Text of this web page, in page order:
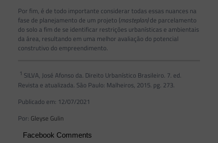
Por fim, é de todo importante considerar todas essas nuances na
fase de planejamento de um projeto (masteplan)de parcelamento
do solo a fim de se identificar restrições urbanísticas e ambientais
da área, resultando em uma melhor avaliação do potencial
construtivo do empreendimento.
1 SILVA, José Afonso da. Direito Urbanístico Brasileiro. 7. ed.
Revista e atualizada. São Paulo: Malheiros, 2015. pg. 273.
Publicado em: 12/07/2021
Por: Gleyse Gulin
Facebook Comments